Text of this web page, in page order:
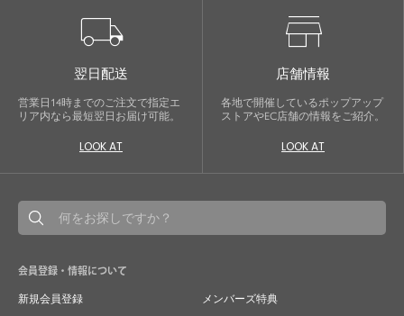
local_shipping
翌日配送
営業日14時までのご注文で指定エ
リア内なら最短翌日お届け可能。
LOOK AT
store
店舗情報
各地で開催しているポップアップ
ストアやEC店舗の情報をご紹介。
LOOK AT
会員登録・情報について
新規会員登録
メンバーズ特典